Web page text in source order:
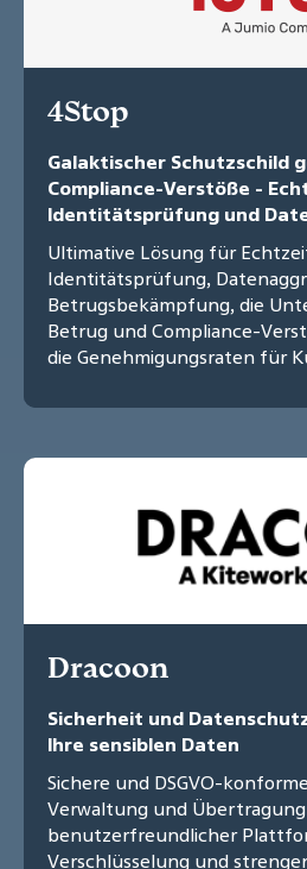
4Stop
Galaktischer Schutzschild
Compliance-Verstöße -
Identitätsprüfung und
Ultimative Lösung für
Identitätsprüfung,
Betrugsbekämpfung, die
Betrug und Compliance-
die Genehmigungsraten für
Dracoon
Sicherheit und
Ihre sensiblen Daten
Sichere und DSGVO-
Verwaltung und
benutzerfreundlicher
Verschlüsselung und